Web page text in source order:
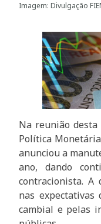
Imagem: Divulgação
Na reunião
Política Monetária
anunciou a
ano, dando
contracionista.
nas expectativas
cambial e pelas